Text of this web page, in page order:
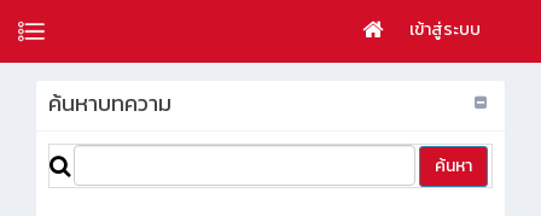
เข้าสู่ระบบ
ค้นหาบทความ